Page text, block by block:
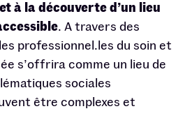
à la découverte d’un lieu
. A travers des
professionnel.les du soin et
s’offrira comme un lieu de
sociales
être complexes et